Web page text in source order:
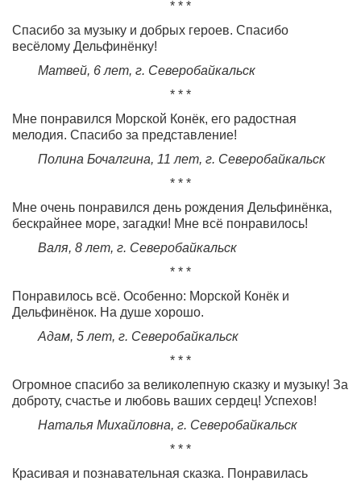
* * *
Спасибо за музыку и добрых героев. Спасибо
весёлому Дельфинёнку!
Матвей, 6 лет, г. Северобайкальск
* * *
Мне понравился Морской Конёк, его радостная
мелодия. Спасибо за представление!
Полина Бочалгина, 11 лет, г. Северобайкальск
* * *
Мне очень понравился день рождения Дельфинёнка,
бескрайнее море, загадки! Мне всё понравилось!
Валя, 8 лет, г. Северобайкальск
* * *
Понравилось всё. Особенно: Морской Конёк и
Дельфинёнок. На душе хорошо.
Адам, 5 лет, г. Северобайкальск
* * *
Огромное спасибо за великолепную сказку и музыку! За
доброту, счастье и любовь ваших сердец! Успехов!
Наталья Михайловна, г. Северобайкальск
* * *
Красивая и познавательная сказка. Понравилась